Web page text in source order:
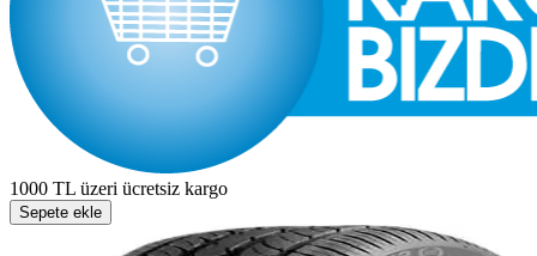
1000 TL üzeri ücretsiz kargo
Sepete ekle